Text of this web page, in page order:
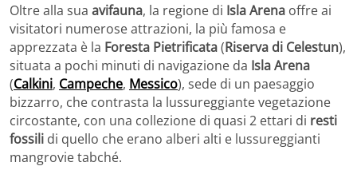
Oltre alla sua avifauna, la regione di Isla Arena offre ai
visitatori numerose attrazioni, la più famosa e
apprezzata è la Foresta Pietrificata(Riserva di Celestun),
situata a pochi minuti di navigazione da Isla Arena
(Calkini, Campeche, Messico), sede di un paesaggio
bizzarro, che contrasta la lussureggiante vegetazione
circostante, con una collezione di quasi 2 ettari di resti
fossili di quello che erano alberi alti e lussureggianti
mangrovie tabché.